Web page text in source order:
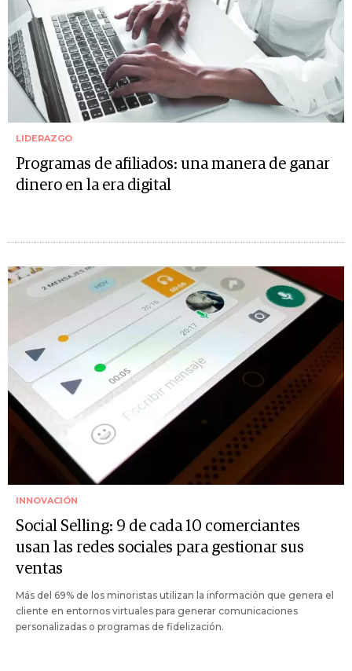
LIDERAZGO
Programas de afiliados: una manera de ganar
dinero en la era digital
INNOVACIÓN
Social Selling: 9 de cada 10 comerciantes
usan las redes sociales para gestionar sus
ventas
Más del 69% de los minoristas utilizan la información que genera el
cliente en entornos virtuales para generar comunicaciones
personalizadas o programas de fidelización.